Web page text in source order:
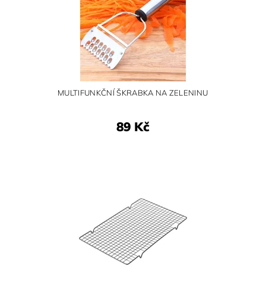
MULTIFUNKČNÍ ŠKRABKA NA ZELENINU
89 Kč